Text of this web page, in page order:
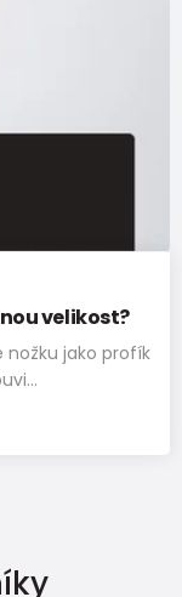
velikost?
nožku jako profík